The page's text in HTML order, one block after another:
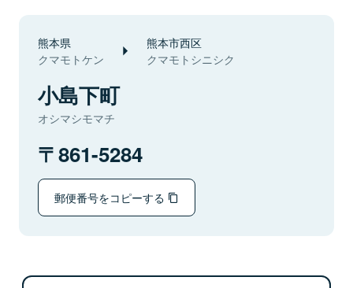
熊本県
クマモトケン
熊本市西区
クマモトシニシク
小島下町
オシマシモマチ
861-5284
郵便番号をコピーする